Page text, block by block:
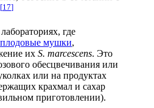
[17]
где
плодовые мушки,
их S. marcescens. Это
обесцвечивания или
или на продуктах
крахмал и сахар
приготовлении).